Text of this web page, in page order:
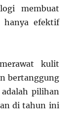
membuat
hanya efektif
kulit
bertanggung
pilihan
di tahun ini